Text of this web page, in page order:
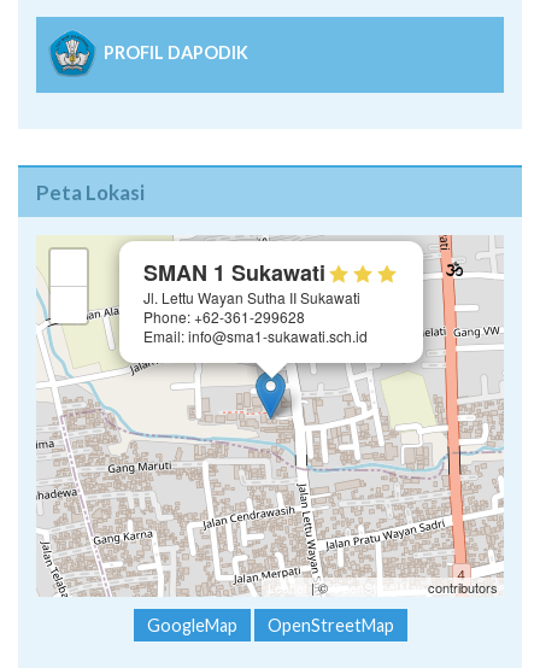
PROFIL DAPODIK
Peta Lokasi
SMAN 1 Sukawati
Jl. Lettu Wayan Sutha II Sukawati
Phone: +62-361-299628
Email: info@sma1-sukawati.sch.id
Leaflet | ©OpenStreetMap contributors
GoogleMap OpenStreetMap